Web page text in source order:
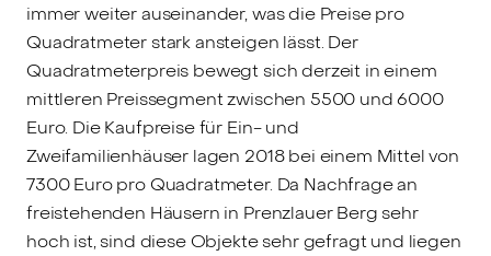
immer weiter auseinander, was die Preise pro
Quadratmeter stark ansteigen lässt. Der
Quadratmeterpreis bewegt sich derzeit in einem
mittleren Preissegment zwischen 5500 und 6000
Euro. Die Kaufpreise für Ein- und
Zweifamilienhäuser lagen 2018 bei einem Mittel von
7300 Euro pro Quadratmeter. Da Nachfrage an
freistehenden Häusern in Prenzlauer Berg sehr
hoch ist, sind diese Objekte sehr gefragt und liegen